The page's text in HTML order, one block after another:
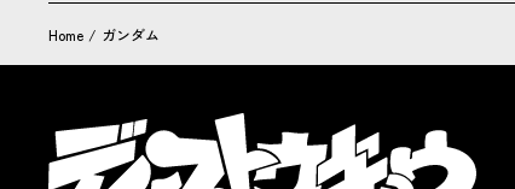
Home / ガンダム